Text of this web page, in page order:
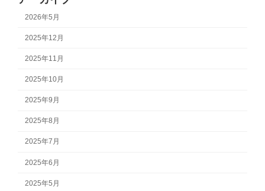
2026年5月
2025年12月
2025年11月
2025年10月
2025年9月
2025年8月
2025年7月
2025年6月
2025年5月